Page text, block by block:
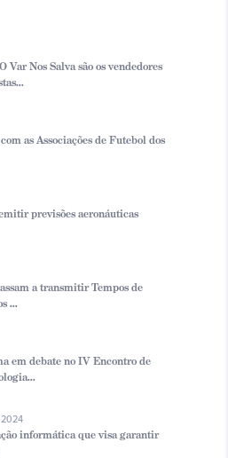
Var Nos Salva são os vendedores
as Associações de Futebol dos
previsões aeronáuticas
a transmitir Tempos de
...
em debate no IV Encontro de
2024
informática que visa garantir